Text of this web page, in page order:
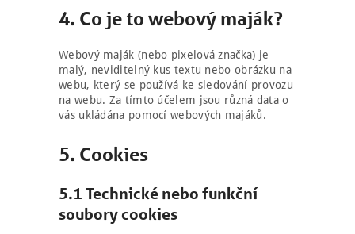
4. Co je to webový maják?
Webový maják (nebo pixelová značka) je
malý, neviditelný kus textu nebo obrázku na
webu, který se používá ke sledování provozu
na webu. Za tímto účelem jsou různá data o
vás ukládána pomocí webových majáků.
5. Cookies
5.1 Technické nebo funkční
soubory cookies